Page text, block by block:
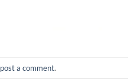
post a comment.